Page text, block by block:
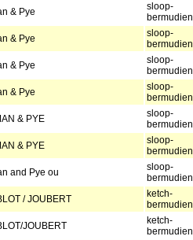
& Pye
sloop-
bermudien
& Pye
sloop-
bermudien
& Pye
sloop-
bermudien
& Pye
sloop-
bermudien
& PYE
sloop-
bermudien
& PYE
sloop-
bermudien
and Pye ou
sloop-
bermudien
/ JOUBERT
ketch-
bermudien
JOUBERT
ketch-
bermudien